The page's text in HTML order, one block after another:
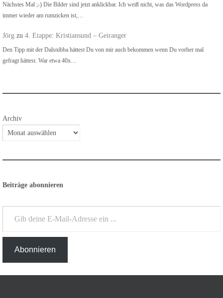
Nächstes Mal ;-) Die Bilder sind jetzt anklickbar. Ich weiß nicht, was das Wordpress da
immer wieder am rumzicken ist,…
Jörg zu 4. Etappe: Kristiansund – Geiranger
Den Tipp mit der Dalsnibba hättest Du von mir auch bekommen wenn Du vorher mal
gefragt hättest. War etwa 40x…
Archiv
Beiträge abonnieren
Gib deine E-Mail-Adresse ein ...
Abonnieren